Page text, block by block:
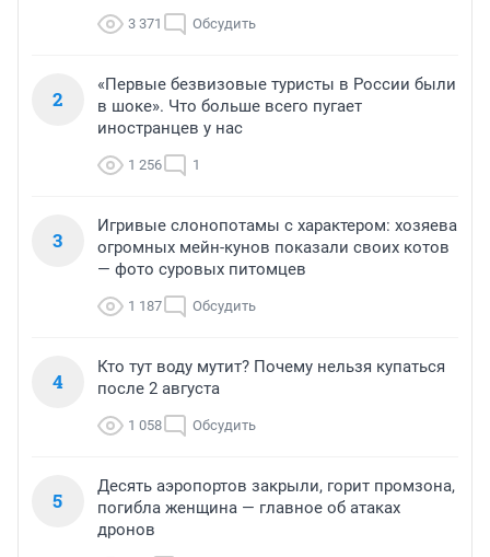
3 371 Обсудить
2
«Первые безвизовые туристы в России были
в шоке». Что больше всего пугает
иностранцев у нас
1 256 1
3
Игривые слонопотамы с характером: хозяева
огромных мейн-кунов показали своих котов
— фото суровых питомцев
1 187 Обсудить
4
Кто тут воду мутит? Почему нельзя купаться
после 2 августа
1 058 Обсудить
5
Десять аэропортов закрыли, горит промзона,
погибла женщина — главное об атаках
дронов